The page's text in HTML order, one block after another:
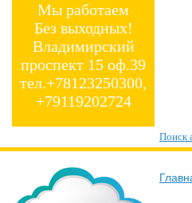
Мы работаем
Без выходных!
Владимирский
проспект 15 оф.39
тел.+78123250300,
+79119202724
Поиск